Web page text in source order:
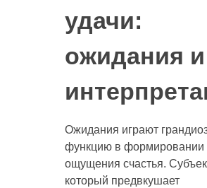
удачи:
ожидания и
Ожидания играют
функцию в формировании
ощущения счастья.
который предвкушает